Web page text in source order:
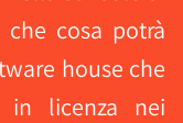
cosa potrà
house che
in licenza nei